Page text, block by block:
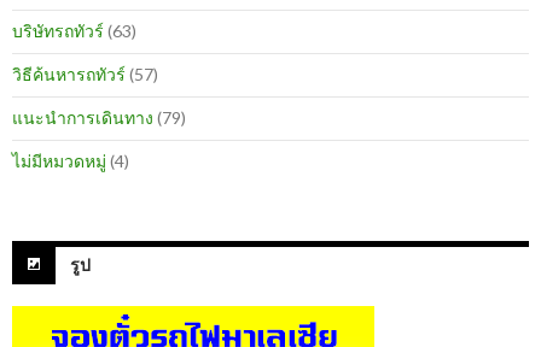
บริษัทรถทัวร์ (63)
วิธีค้นหารถทัวร์ (57)
แนะนำการเดินทาง (79)
ไม่มีหมวดหมู่ (4)
รูป